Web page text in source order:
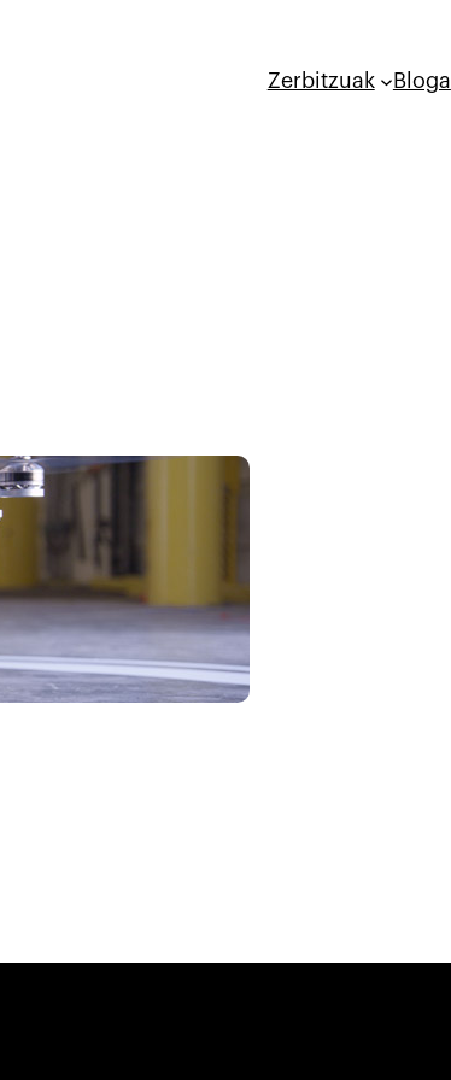
Zerbitzuak Bloga